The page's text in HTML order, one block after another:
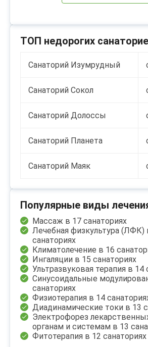
ТОП недорогих
Санаторий Изумрудный
Санаторий Сокол
Санаторий Долоссы
Санаторий Планета
Санаторий Маяк
Популярные виды
Массаж в 17 санаториях
Лечебная физкультура (ЛФК)
санаториях
Климатолечение в 16
Ингаляции в 15 санаториях
Ультразвуковая терапия в 14
Синусоидальные
санаториях
Физиотерапия в 14
Диадинамические токи в 13
Электрофорез
органам и системам в 13
Фитотерапия в 12 санаториях